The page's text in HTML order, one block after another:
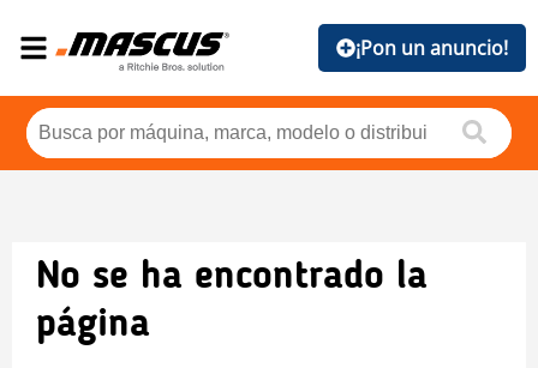
¡Pon un anuncio!
No se ha encontrado la
página